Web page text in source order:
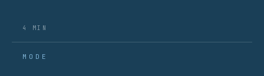
4 MIN
MODE